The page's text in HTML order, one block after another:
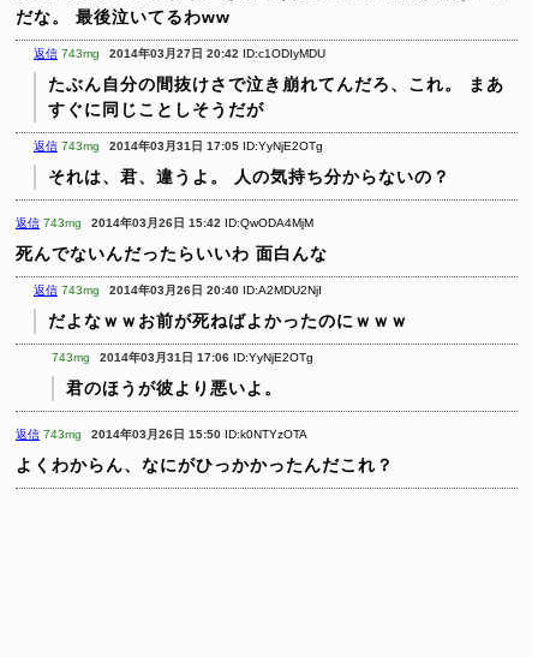
だな。 最後泣いてるわww
返信 743mg 2014年03月27日 20:42 ID:c1ODIyMDU
たぶん自分の間抜けさで泣き崩れてんだろ、これ。
まあ
すぐに同じことしそうだが
返信 743mg 2014年03月31日 17:05 ID:YyNjE2OTg
それは、君、違うよ。 人の気持ち分からないの？
返信 743mg 2014年03月26日 15:42 ID:QwODA4MjM
死んでないんだったらいいわ 面白んな
返信 743mg 2014年03月26日 20:40 ID:A2MDU2NjI
だよなｗｗお前が死ねばよかったのにｗｗｗ
743mg 2014年03月31日 17:06 ID:YyNjE2OTg
君のほうが彼より悪いよ。
返信 743mg 2014年03月26日 15:50 ID:k0NTYzOTA
よくわからん、なにがひっかかったんだこれ？